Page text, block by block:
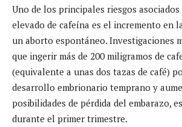
Uno de los principales riesgos
elevado de cafeína es el incremento en
un aborto espontáneo. Investigaciones
que ingerir más de 200 miligramos de
(equivalente a unas dos tazas de café)
desarrollo embrionario temprano y
posibilidades de pérdida del embarazo,
durante el primer trimestre.